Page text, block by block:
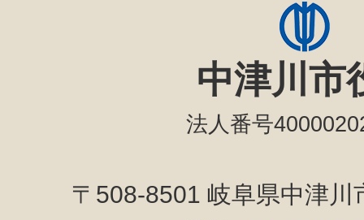
中津川市
法人番号
〒508-8501 岐阜県中津